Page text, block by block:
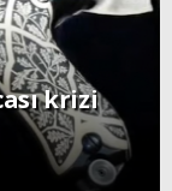
krizi